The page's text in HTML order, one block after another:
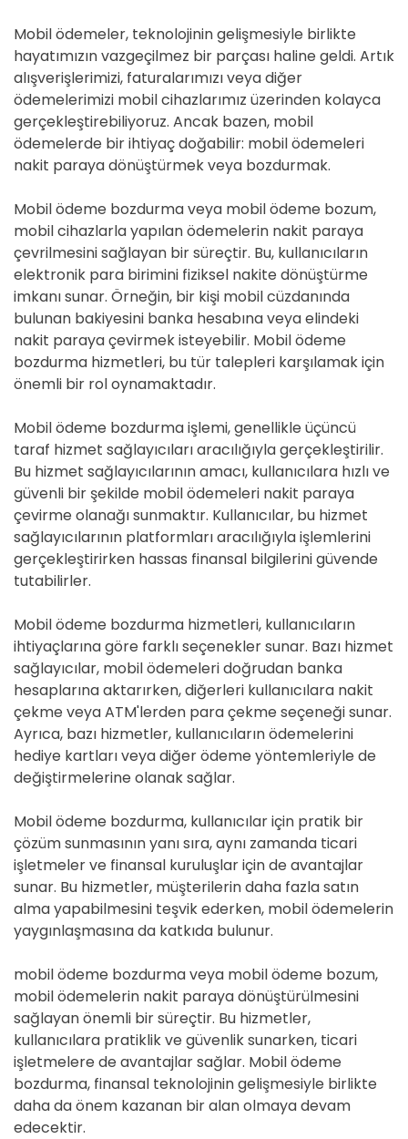
Mobil ödemeler, teknolojinin gelişmesiyle birlikte
hayatımızın vazgeçilmez bir parçası haline geldi. Artık
alışverişlerimizi, faturalarımızı veya diğer
ödemelerimizi mobil cihazlarımız üzerinden kolayca
gerçekleştirebiliyoruz. Ancak bazen, mobil
ödemelerde bir ihtiyaç doğabilir: mobil ödemeleri
nakit paraya dönüştürmek veya bozdurmak.
Mobil ödeme bozdurma veya mobil ödeme bozum,
mobil cihazlarla yapılan ödemelerin nakit paraya
çevrilmesini sağlayan bir süreçtir. Bu, kullanıcıların
elektronik para birimini fiziksel nakite dönüştürme
imkanı sunar. Örneğin, bir kişi mobil cüzdanında
bulunan bakiyesini banka hesabına veya elindeki
nakit paraya çevirmek isteyebilir. Mobil ödeme
bozdurma hizmetleri, bu tür talepleri karşılamak için
önemli bir rol oynamaktadır.
Mobil ödeme bozdurma işlemi, genellikle üçüncü
taraf hizmet sağlayıcıları aracılığıyla gerçekleştirilir.
Bu hizmet sağlayıcılarının amacı, kullanıcılara hızlı ve
güvenli bir şekilde mobil ödemeleri nakit paraya
çevirme olanağı sunmaktır. Kullanıcılar, bu hizmet
sağlayıcılarının platformları aracılığıyla işlemlerini
gerçekleştirirken hassas finansal bilgilerini güvende
tutabilirler.
Mobil ödeme bozdurma hizmetleri, kullanıcıların
ihtiyaçlarına göre farklı seçenekler sunar. Bazı hizmet
sağlayıcılar, mobil ödemeleri doğrudan banka
hesaplarına aktarırken, diğerleri kullanıcılara nakit
çekme veya ATM'lerden para çekme seçeneği sunar.
Ayrıca, bazı hizmetler, kullanıcıların ödemelerini
hediye kartları veya diğer ödeme yöntemleriyle de
değiştirmelerine olanak sağlar.
Mobil ödeme bozdurma, kullanıcılar için pratik bir
çözüm sunmasının yanı sıra, aynı zamanda ticari
işletmeler ve finansal kuruluşlar için de avantajlar
sunar. Bu hizmetler, müşterilerin daha fazla satın
alma yapabilmesini teşvik ederken, mobil ödemelerin
yaygınlaşmasına da katkıda bulunur.
mobil ödeme bozdurma veya mobil ödeme bozum,
mobil ödemelerin nakit paraya dönüştürülmesini
sağlayan önemli bir süreçtir. Bu hizmetler,
kullanıcılara pratiklik ve güvenlik sunarken, ticari
işletmelere de avantajlar sağlar. Mobil ödeme
bozdurma, finansal teknolojinin gelişmesiyle birlikte
daha da önem kazanan bir alan olmaya devam
edecektir.